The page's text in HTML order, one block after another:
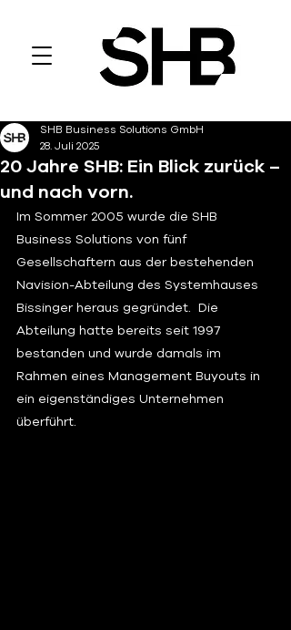
20 Jahre SHB: Ein Blick zurück –
und nach vorn.
SHB Business Solutions GmbH
28. Juli 2025
Im Sommer 2005 wurde die SHB
Business Solutions von fünf
Gesellschaftern aus der bestehenden
Navision-Abteilung des Systemhauses
Bissinger heraus gegründet.  Die
Abteilung hatte bereits seit 1997
bestanden und wurde damals im
Rahmen eines Management Buyouts in
ein eigenständiges Unternehmen
überführt.